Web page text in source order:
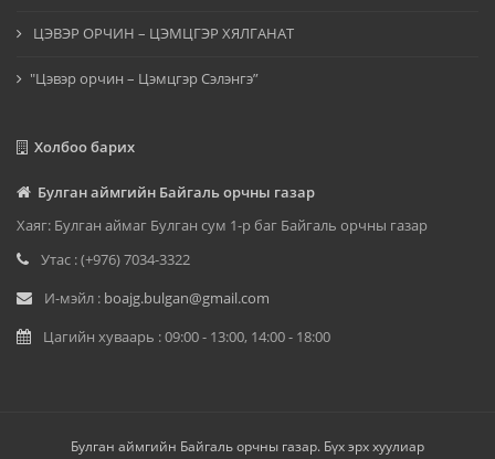
ЦЭВЭР ОРЧИН – ЦЭМЦГЭР ХЯЛГАНАТ
"Цэвэр орчин – Цэмцгэр Сэлэнгэ”
Холбоо барих
Булган аймгийн Байгаль орчны газар
Хаяг: Булган аймаг Булган сум 1-р баг Байгаль орчны газар
Утас : (+976) 7034-3322
И-мэйл : boajg.bulgan@gmail.com
Цагийн хуваарь : 09:00 - 13:00, 14:00 - 18:00
Булган аймгийн Байгаль орчны газар. Бүх эрх хуулиар